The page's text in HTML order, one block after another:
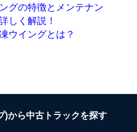
グの特徴とメンテナン
しく解説！
ウイングとは？
)から中古トラックを探す